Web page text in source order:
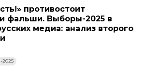
противостоит
фальши. Выборы-2025 в
медиа: анализ второго
2025